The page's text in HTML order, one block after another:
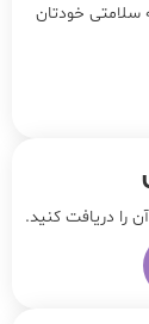
سلامتی خودتان
را دریافت کنید.